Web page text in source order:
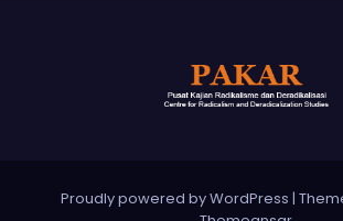
Proudly powered by WordPress |